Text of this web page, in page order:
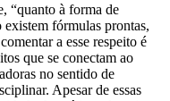
“quanto à forma de
existem fórmulas prontas,
a esse respeito é
que se conectam ao
no sentido de
Apesar de essas